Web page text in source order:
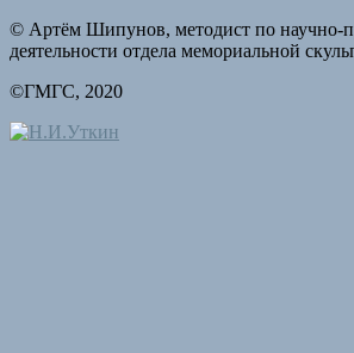
© Артём Шипунов, методист по научно-
деятельности отдела мемориальной
©ГМГС, 2020